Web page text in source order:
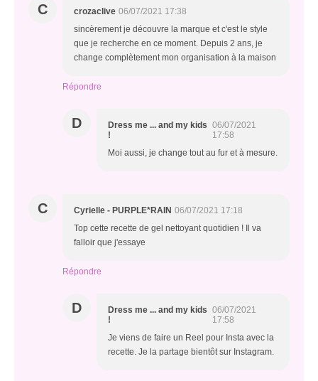
C crozaclive 06/07/2021 17:38
sincèrement je découvre la marque et c'est le style
que je recherche en ce moment. Depuis 2 ans, je
change complètement mon organisation à la maison
Répondre
D
Dress me ... and my kids
!
06/07/2021
17:58
Moi aussi, je change tout au fur et à mesure.
C Cyrielle - PURPLE*RAIN 06/07/2021 17:18
Top cette recette de gel nettoyant quotidien ! Il va
falloir que j'essaye
Répondre
D
Dress me ... and my kids
!
06/07/2021
17:58
Je viens de faire un Reel pour Insta avec la
recette. Je la partage bientôt sur Instagram.